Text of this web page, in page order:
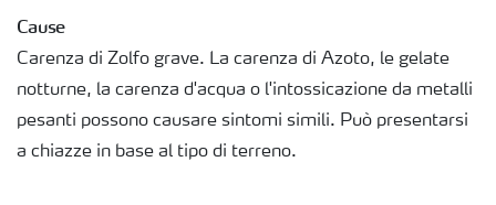
Agricoltura rigenerativa
Cause
Carenza di Zolfo grave. La carenza di Azoto, le gelate
notturne, la carenza d'acqua o l'intossicazione da metalli
pesanti possono causare sintomi simili. Può presentarsi
a chiazze in base al tipo di terreno.